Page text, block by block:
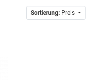
Sortierung: Preis